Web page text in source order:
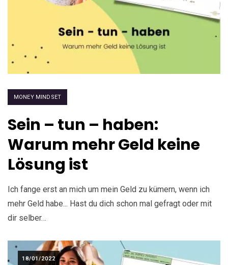
MONEY MINDSET
Sein – tun – haben:
Warum mehr Geld keine
Lösung ist
Ich fange erst an mich um mein Geld zu kümern, wenn ich
mehr Geld habe... Hast du dich schon mal gefragt oder mit
dir selber…
18/01/2022